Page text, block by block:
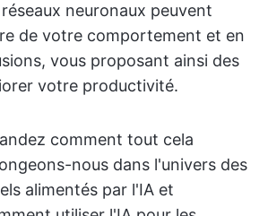
neuronaux peuvent
de votre comportement et en
vous proposant ainsi des
votre productivité.
comment tout cela
nous dans l'univers des
alimentés par l'IA et